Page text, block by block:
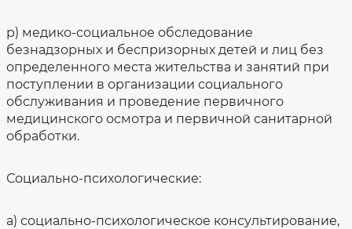
р) медико-социальное обследование
безнадзорных и беспризорных детей и лиц без
определенного места жительства и занятий при
поступлении в организации социального
обслуживания и проведение первичного
медицинского осмотра и первичной санитарной
обработки.
Социально-психологические:
а) социально-психологическое консультирование,